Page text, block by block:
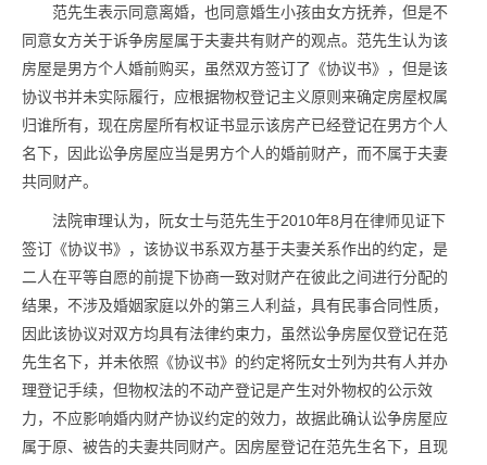
范先生表示同意离婚，也同意婚生小孩由女方抚养，但是不
同意女方关于诉争房屋属于夫妻共有财产的观点。范先生认为该
房屋是男方个人婚前购买，虽然双方签订了《协议书》，但是该
协议书并未实际履行，应根据物权登记主义原则来确定房屋权属
归谁所有，现在房屋所有权证书显示该房产已经登记在男方个人
名下，因此讼争房屋应当是男方个人的婚前财产，而不属于夫妻
共同财产。
法院审理认为，阮女士与范先生于2010年8月在律师见证下
签订《协议书》，该协议书系双方基于夫妻关系作出的约定，是
二人在平等自愿的前提下协商一致对财产在彼此之间进行分配的
结果，不涉及婚姻家庭以外的第三人利益，具有民事合同性质，
因此该协议对双方均具有法律约束力，虽然讼争房屋仅登记在范
先生名下，并未依照《协议书》的约定将阮女士列为共有人并办
理登记手续，但物权法的不动产登记是产生对外物权的公示效
力，不应影响婚内财产协议约定的效力，故据此确认讼争房屋应
属于原、被告的夫妻共同财产。因房屋登记在范先生名下，且现